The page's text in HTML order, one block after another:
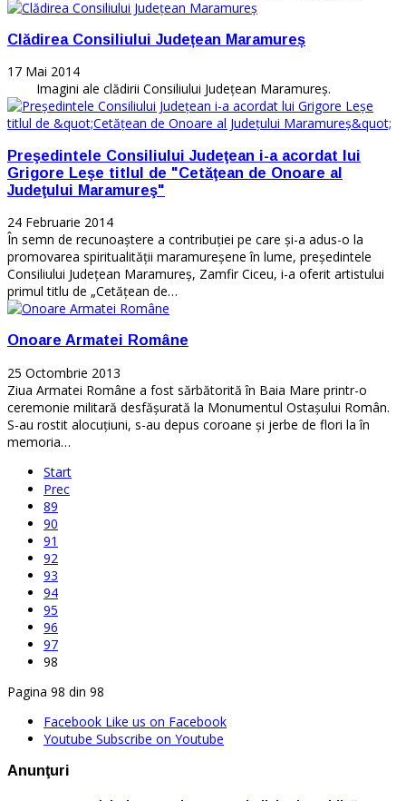
Clădirea Consiliului Județean Maramureș
17 Mai 2014
Imagini ale clădirii Consiliului Județean Maramureș.
Preşedintele Consiliului Judeţean i-a acordat lui
Grigore Leşe titlul de "Cetăţean de Onoare al
Judeţului Maramureş"
24 Februarie 2014
În semn de recunoaştere a contribuţiei pe care şi-a adus-o la
promovarea spiritualităţii maramureşene în lume, președintele
Consiliului Județean Maramureș, Zamfir Ciceu, i-a oferit artistului
primul titlu de „Cetăţean de…
Onoare Armatei Române
25 Octombrie 2013
Ziua Armatei Române a fost sărbătorită în Baia Mare printr-o
ceremonie militară desfăşurată la Monumentul Ostaşului Român.
S-au rostit alocuţiuni, s-au depus coroane şi jerbe de flori la în
memoria…
Start
Prec
89
90
91
92
93
94
95
96
97
98
Pagina 98 din 98
Facebook Like us on Facebook
Youtube Subscribe on Youtube
Anunţuri